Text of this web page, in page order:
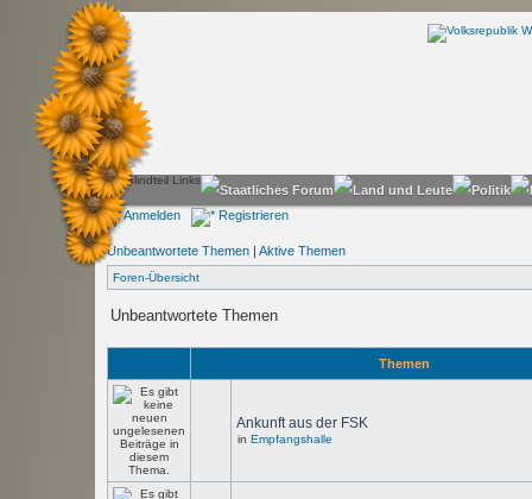
Anmelden Registrieren
Unbeantwortete Themen | Aktive Themen
Foren-Übersicht
Unbeantwortete Themen
Themen
Ankunft aus der FSK
in Empfangshalle